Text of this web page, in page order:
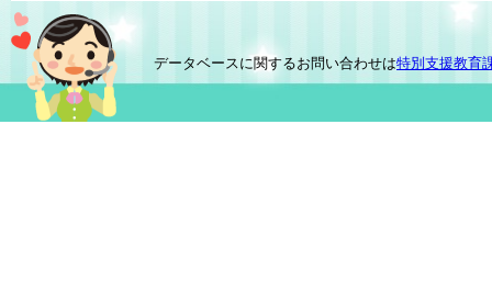
データベースに関するお問い合わせは特別支援教育